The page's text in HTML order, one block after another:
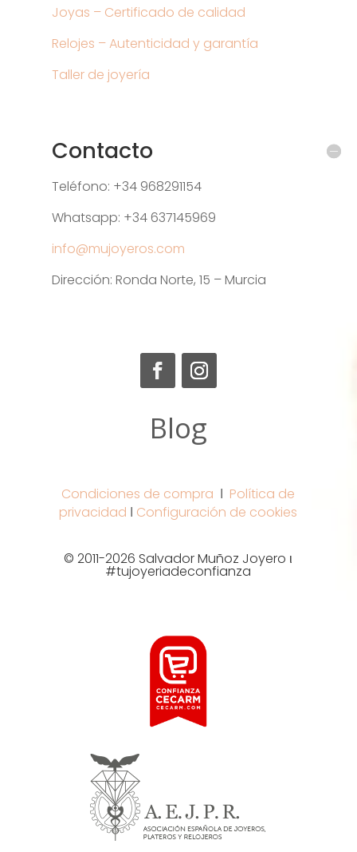
Joyas – Certificado de calidad
Relojes – Autenticidad y garantía
Taller de joyería
Contacto
Teléfono: +34 968291154
Whatsapp: +34 637145969
info@mujoyeros.com
Dirección: Ronda Norte, 15 – Murcia
Blog
Condiciones de compra Ι Política de
privacidad Ι Configuración de cookies
© 2011-2026 Salvador Muñoz Joyero ι
#tujoyeriadeconfianza